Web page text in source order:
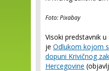
Foto: Pixabay
Visoki predstavnik
je Odlukom kojom
dopuni Krivičnog
Hercegovine